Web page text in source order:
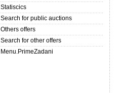
Statiscics
Search for public auctions
Others offers
Search for other offers
Menu.PrimeZadani